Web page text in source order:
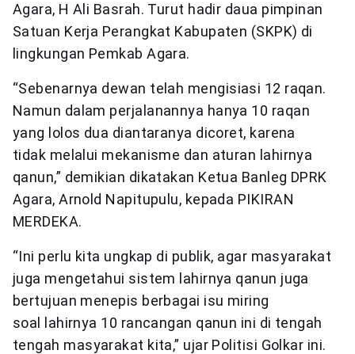
Agara, H Ali Basrah. Turut hadir daua pimpinan
Satuan Kerja Perangkat Kabupaten (SKPK) di
lingkungan Pemkab Agara.
“Sebenarnya dewan telah mengisiasi 12 raqan.
Namun dalam perjalanannya hanya 10 raqan
yang lolos dua diantaranya dicoret, karena
tidak melalui mekanisme dan aturan lahirnya
qanun,” demikian dikatakan Ketua Banleg DPRK
Agara, Arnold Napitupulu, kepada PIKIRAN
MERDEKA.
“Ini perlu kita ungkap di publik, agar masyarakat
juga mengetahui sistem lahirnya qanun juga
bertujuan menepis berbagai isu miring
soal lahirnya 10 rancangan qanun ini di tengah
tengah masyarakat kita,” ujar Politisi Golkar ini.